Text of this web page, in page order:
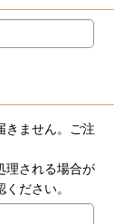
きません。ご注
理される場合が
ださい。